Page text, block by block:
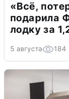
«Всё,
подарила
лодку за
5 августа 184